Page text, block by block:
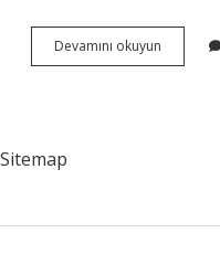
Devamını okuyun
Görevlileri
Sitemap